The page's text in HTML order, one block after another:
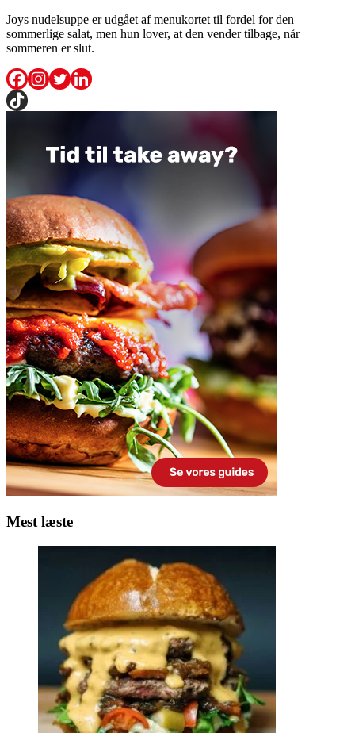
Joys nudelsuppe er udgået af menukortet til fordel for den
sommerlige salat, men hun lover, at den vender tilbage, når
sommeren er slut.
Mest læste